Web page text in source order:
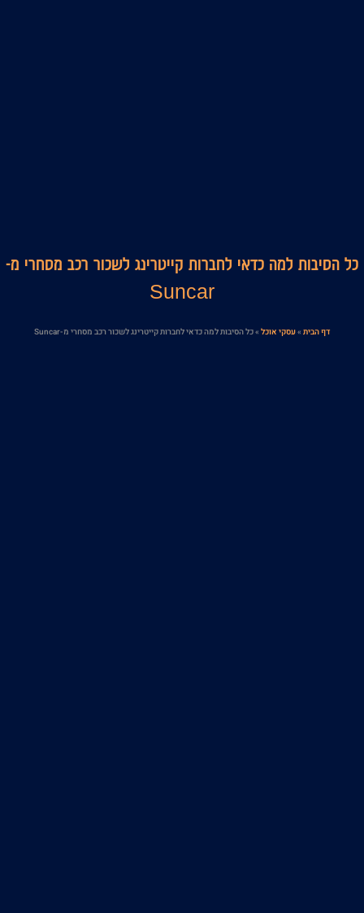
כל הסיבות למה כדאי לחברות קייטרינג לשכור רכב מסחרי מ-
Suncar
דף הבית »עסקי אוכל »כל הסיבות למה כדאי לחברות קייטרינג לשכור רכב מסחרי מ-Suncar